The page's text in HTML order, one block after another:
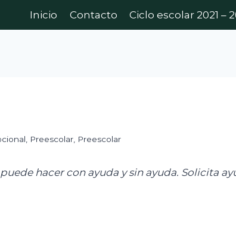
Inicio Contacto Ciclo escolar 2021 –
Preescolar Preescolar
hacer con ayuda y sin ayuda. Solicita